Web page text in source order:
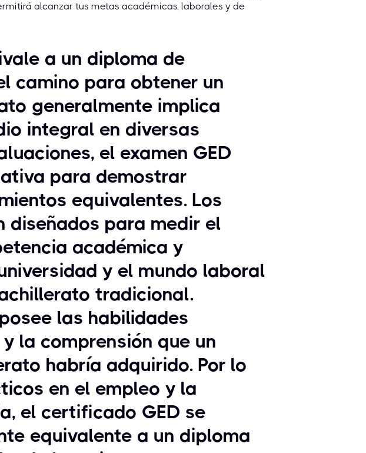
alcanzar tus metas académicas, laborales y de
a un diploma de
camino para obtener un
generalmente implica
integral en diversas
el examen GED
para demostrar
equivalentes. Los
diseñados para medir el
académica y
y el mundo laboral
tradicional.
las habilidades
la comprensión que un
habría adquirido. Por lo
en el empleo y la
el certificado GED se
equivalente a un diploma